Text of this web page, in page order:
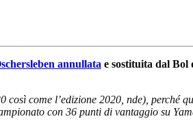
annullata e sostituita dal Bol
come l’edizione 2020, nde), perché
con 36 punti di vantaggio su